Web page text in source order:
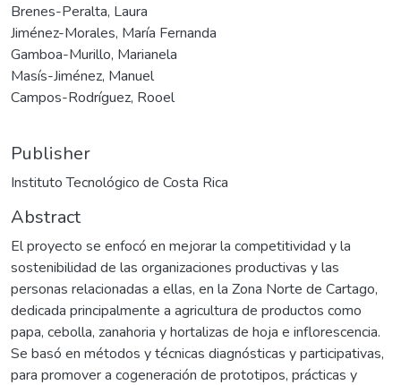
Brenes-Peralta, Laura
Jiménez-Morales, María Fernanda
Gamboa-Murillo, Marianela
Masís-Jiménez, Manuel
Campos-Rodríguez, Rooel
Publisher
Instituto Tecnológico de Costa Rica
Abstract
El proyecto se enfocó en mejorar la competitividad y la
sostenibilidad de las organizaciones productivas y las
personas relacionadas a ellas, en la Zona Norte de Cartago,
dedicada principalmente a agricultura de productos como
papa, cebolla, zanahoria y hortalizas de hoja e inflorescencia.
Se basó en métodos y técnicas diagnósticas y participativas,
para promover a cogeneración de prototipos, prácticas y